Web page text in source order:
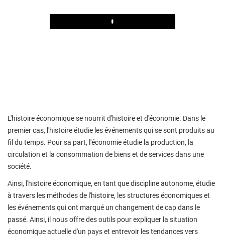
Play
L'histoire économique se nourrit d'histoire et d'économie. Dans le
premier cas, l'histoire étudie les événements qui se sont produits au
fil du temps. Pour sa part, l'économie étudie la production, la
circulation et la consommation de biens et de services dans une
société.
Ainsi, l'histoire économique, en tant que discipline autonome, étudie
à travers les méthodes de l'histoire, les structures économiques et
les événements qui ont marqué un changement de cap dans le
passé. Ainsi, il nous offre des outils pour expliquer la situation
économique actuelle d'un pays et entrevoir les tendances vers